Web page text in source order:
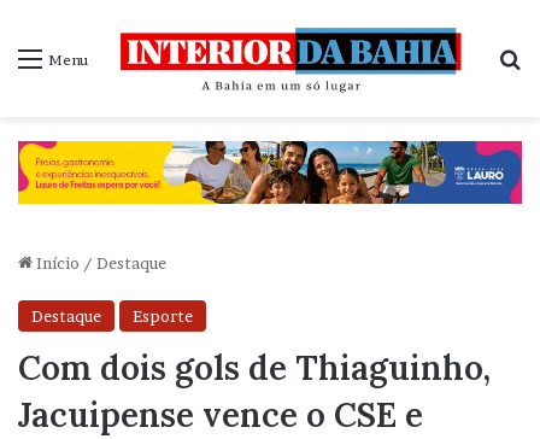
Menu
Início / Destaque
Destaque Esporte
Com dois gols de Thiaguinho,
Jacuipense vence o CSE e